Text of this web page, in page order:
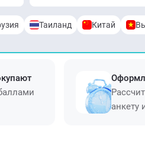
Таиланд Китай
анкету